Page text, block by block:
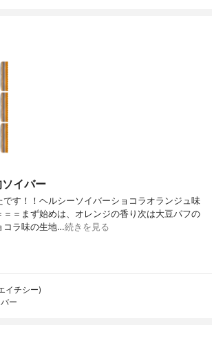
イバー
です！！ヘルシーソイバーショコラオランジュ味
＝＝まず始めは、オレンジの香り次は大豆パフの
コラ味の生地…続きを見る
イチシー)
ー